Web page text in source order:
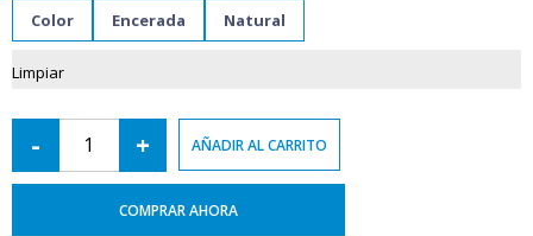
Color Encerada Natural
Limpiar
- + AÑADIR AL CARRITO
COMPRAR AHORA